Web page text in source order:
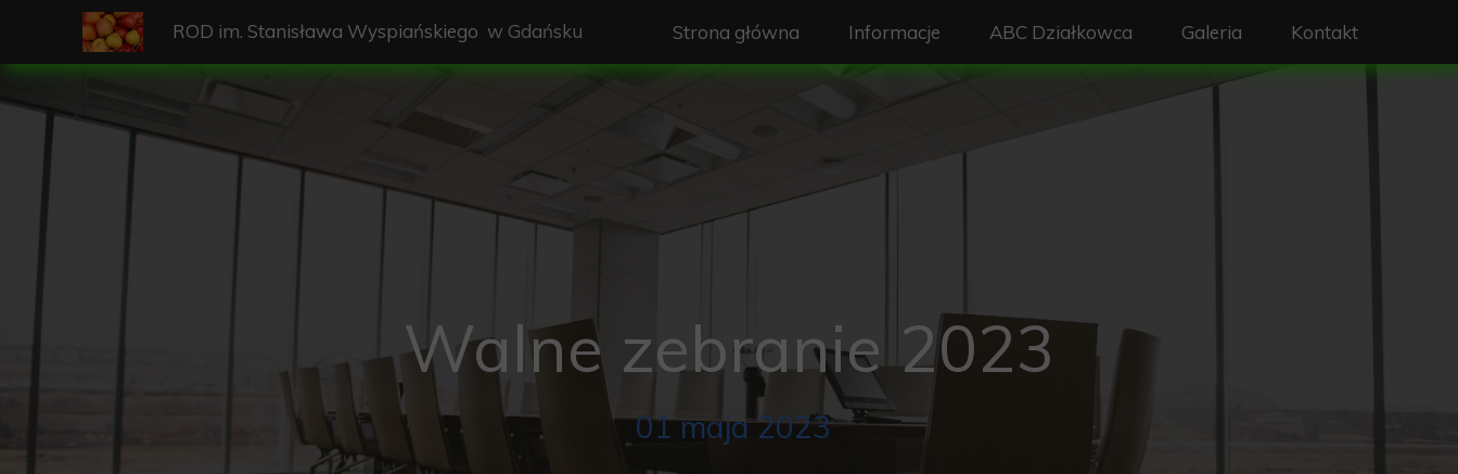
ROD im. Stanisława Wyspiańskiego w Gdańsku Strona główna Informacje
Opłaty
Woda w ROD
ABC Działkowca
Deklaracja źródeł ciepła
Schemat zagospodarowania działki
Galeria Kontakt
Walne zebranie 2023
01 maja 2023